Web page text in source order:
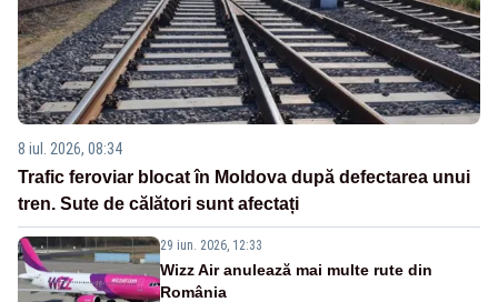
8 iul. 2026, 08:34
Trafic feroviar blocat în Moldova după defectarea unui
tren. Sute de călători sunt afectați
29 iun. 2026, 12:33
Wizz Air anulează mai multe rute din
România